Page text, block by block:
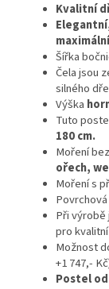
Kvalitní
Šířka
Čela jsou
silného
Výška
Tuto
180 cm.
Moření
ořech,
Moření s
Při výrobě
pro
Možnost
+1 747,-
Postel